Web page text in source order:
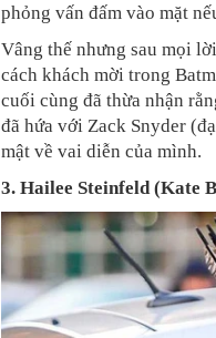
phỏng vấn đấm vào mặt
Vâng thế nhưng sau mọi
cách khách mời trong
cuối cùng đã thừa nhận
đã hứa với Zack Snyder
mật về vai diễn của mình.
3. Hailee Steinfeld (Kate